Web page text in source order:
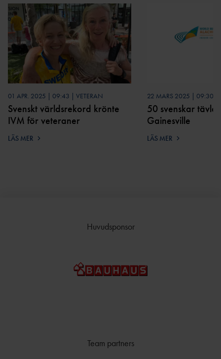
01 APR. 2025 | 09:43 | VETERAN
Svenskt världsrekord krönte
IVM för veteraner
LÄS MER
22 MARS 2025 | 09:30 |
50 svenskar
Gainesville
LÄS MER
Huvudsponsor
Team partners